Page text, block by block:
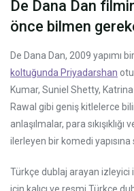
De Dana Dan
önce bilmen
De Dana Dan, 2009 yapımı
koltuğunda Priyadarshan
Kumar, Suniel Shetty,
Rawal gibi geniş kitlelerce
anlaşılmalar, para
ilerleyen bir komedi yapısına
Türkçe dublaj arayan izleyici